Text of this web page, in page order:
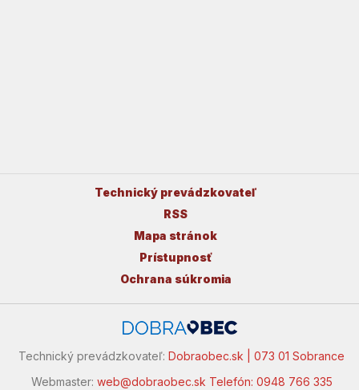
Technický prevádzkovateľ
RSS
Mapa stránok
Prístupnosť
Ochrana súkromia
Technický prevádzkovateľ: Dobraobec.sk | 073 01 Sobrance
Webmaster: web@dobraobec.sk Telefón: 0948 766 335